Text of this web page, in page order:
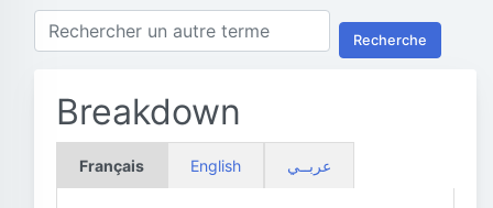
Recherche
Breakdown
Français English عربــي